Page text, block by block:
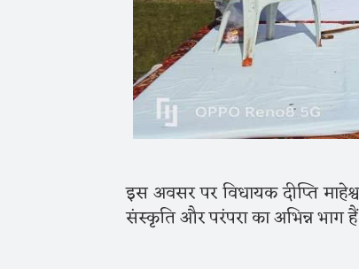
इस अवसर पर विधायक दीप्ति
संस्कृति और परंपरा का अभिन्न भाग